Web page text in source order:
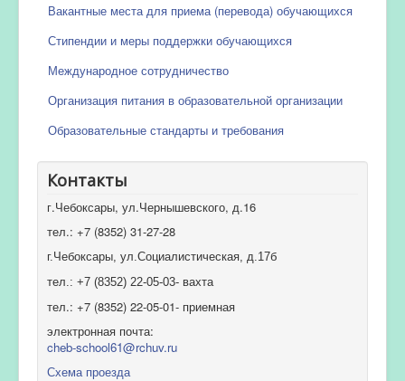
Вакантные места для приема (перевода) обучающихся
Стипендии и меры поддержки обучающихся
Международное сотрудничество
Организация питания в образовательной организации
Образовательные стандарты и требования
Контакты
г.Чебоксары, ул.Чернышевского, д.16
тел.: +7 (8352) 31-27-28
г.Чебоксары, ул.Социалистическая, д.17б
тел.: +7 (8352) 22-05-03- вахта
тел.: +7 (8352) 22-05-01- приемная
электронная почта:
cheb-school61@rchuv.ru
Схема проезда